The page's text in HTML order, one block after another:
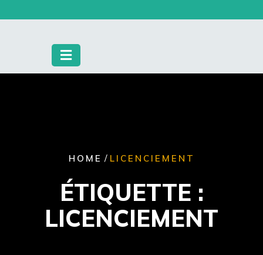
to
HOME / LICENCIEMENT
ÉTIQUETTE :
LICENCIEMENT